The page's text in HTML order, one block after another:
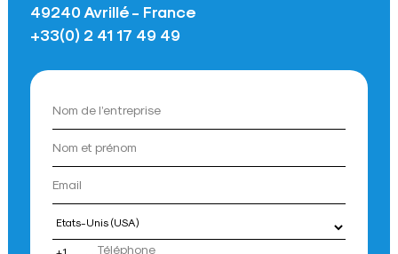
49240 Avrillé - France
+33(0) 2 41 17 49 49